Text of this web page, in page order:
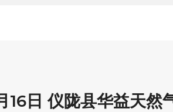
16日 仪陇县华益天然